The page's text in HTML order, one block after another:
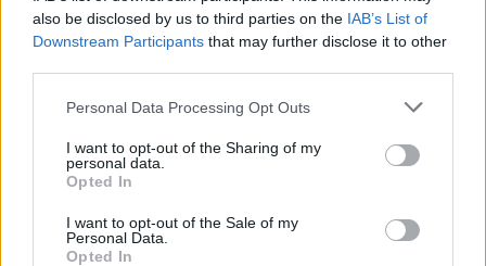
also be disclosed by us to third parties on the IAB’s List of
Downstream Participants that may further disclose it to other
Please note that this website/app uses one or more Google
not limited to your visit or usage behaviour. You may click to
grant or deny consent to Google and its third-party tags to
use your data for below specified purposes in below Google
consent section.
Personal Data Processing Opt Outs
I want to opt-out of the Sharing of my
personal data.
Opted In
I want to opt-out of the Sale of my
Personal Data.
Opted In